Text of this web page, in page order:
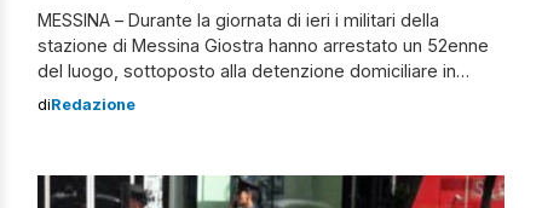
MESSINA – Durante la giornata di ieri i militari della
stazione di Messina Giostra hanno arrestato un 52enne
del luogo, sottoposto alla detenzione domiciliare in
seguito a dei reati legati allo spaccio di stupefacenti.
di spaccio. Arrestato a Messina […]
diRedazione